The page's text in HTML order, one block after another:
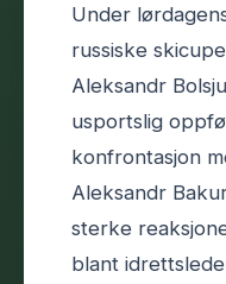
Under
russiske
Aleksandr
usportslig
konfrontasjon
Aleksandr
sterke
blant